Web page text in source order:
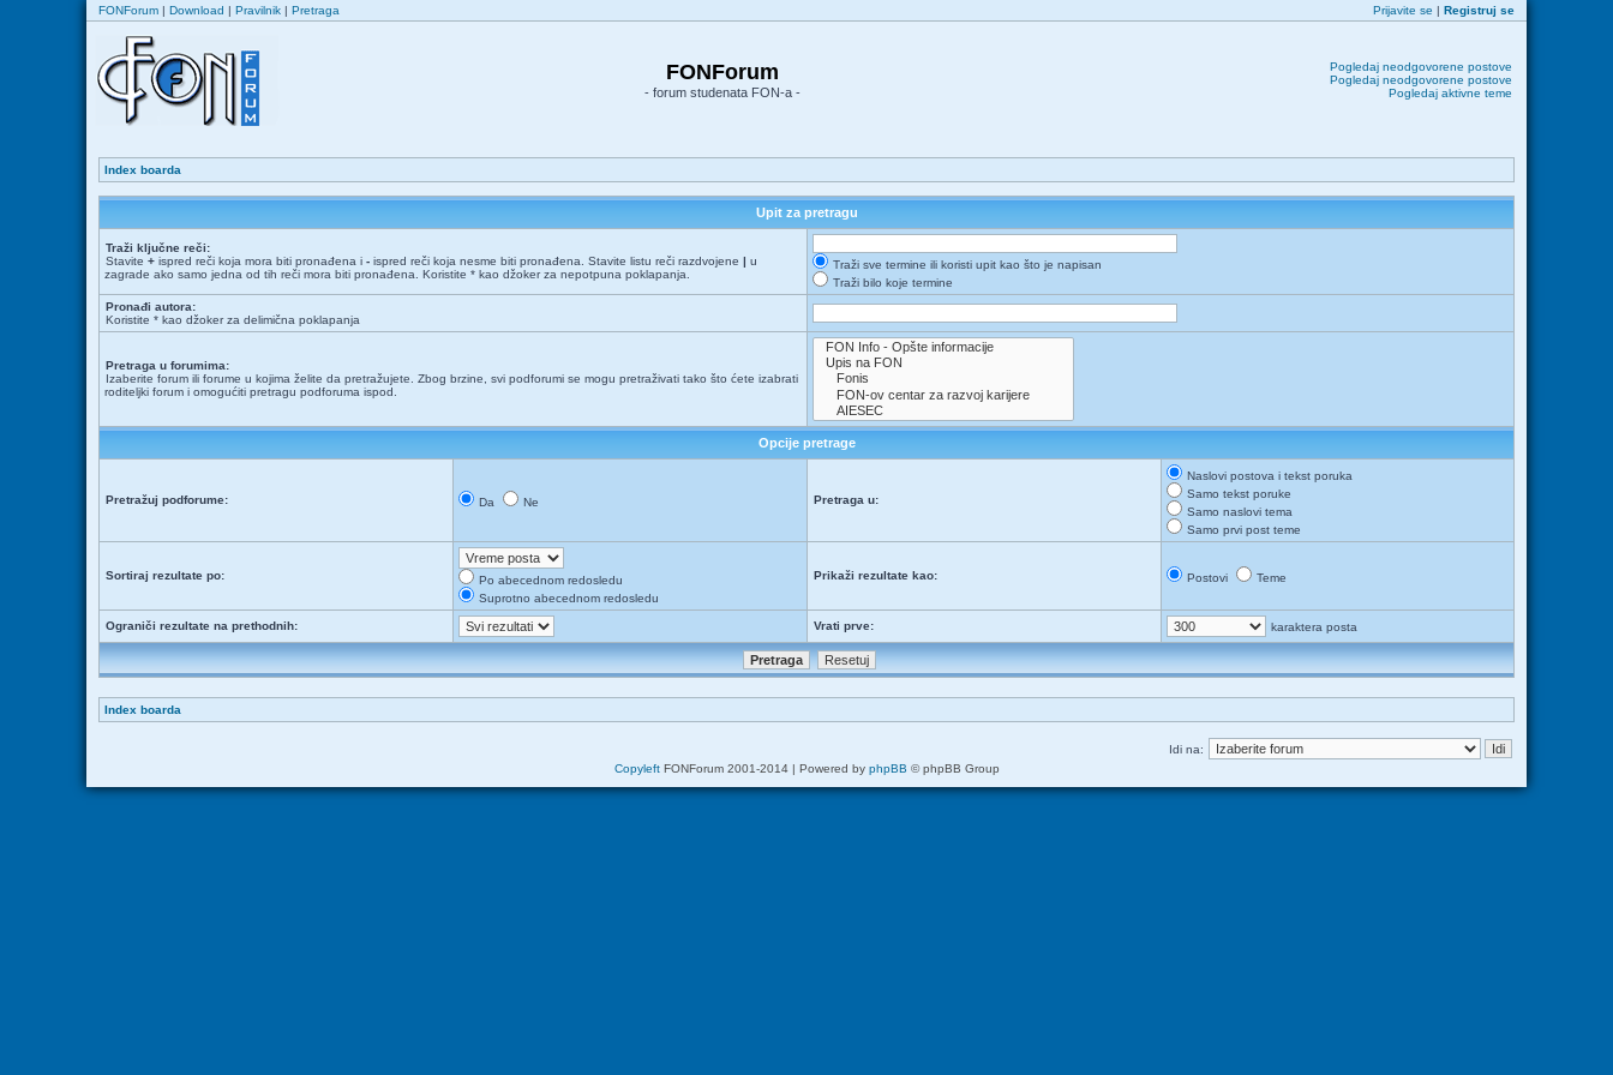
FONForum | Download | Pravilnik | Pretraga Prijavite se | Registruj se
FONForum
- forum studenata FON-a -
Pogledaj neodgovorene postove
Pogledaj neodgovorene postove
Pogledaj aktivne teme
Index boarda
Upit za pretragu
Traži ključne reči:
Stavite + ispred reči koja mora biti pronađena i - ispred reči koja nesme biti pronađena. Stavite listu reči razdvojene | u
zagrade ako samo jedna od tih reči mora biti pronađena. Koristite * kao džoker za nepotpuna poklapanja.
Traži sve termine ili koristi upit kao što je napisan
Traži bilo koje termine
Pronađi autora:
Koristite * kao džoker za delimična poklapanja
Pretraga u forumima:
Izaberite forum ili forume u kojima želite da pretražujete. Zbog brzine, svi podforumi se mogu pretraživati tako što ćete izabrati
roditeljki forum i omogućiti pretragu podforuma ispod.
Opcije pretrage
Pretražuj podforume: Da Ne Pretraga u:
Naslovi postova i tekst poruka
Samo tekst poruke
Samo naslovi tema
Samo prvi post teme
Sortiraj rezultate po:
Po abecednom redosledu
Suprotno abecednom redosledu
Prikaži rezultate kao: Postovi Teme
Ograniči rezultate na prethodnih: Vrati prve: karaktera posta
Index boarda
Idi na:
CopyleftFONForum 2001-2014 | Powered by phpBB © phpBB Group